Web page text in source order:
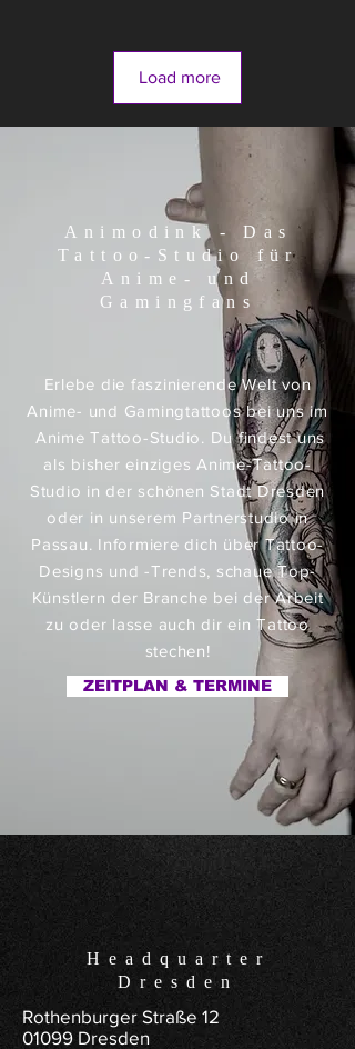
Load more
Animodink - Das
Tattoo-Studio für
Anime- und
Gamingfans
Erlebe die faszinierende Welt von
Anime- und Gamingtattoos bei uns im
Anime Tattoo-Studio. Du findest uns
als bisher einziges Anime-Tattoo-
Studio in der schönen Stadt Dresden
oder in unserem Partnerstudio in
Passau. Informiere dich über Tattoo-
Designs und -Trends, schaue Top-
Künstlern der Branche bei der Arbeit
zu oder lasse auch dir ein Tattoo
stechen!
ZEITPLAN & TERMINE
Headquarter
Dresden
Rothenburger Straße 12
01099 Dresden